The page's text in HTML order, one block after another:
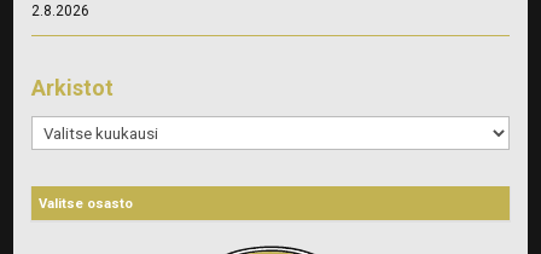
2.8.2026
Arkistot
Arkistot